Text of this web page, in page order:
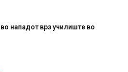
Украинците повеќе им веруваат